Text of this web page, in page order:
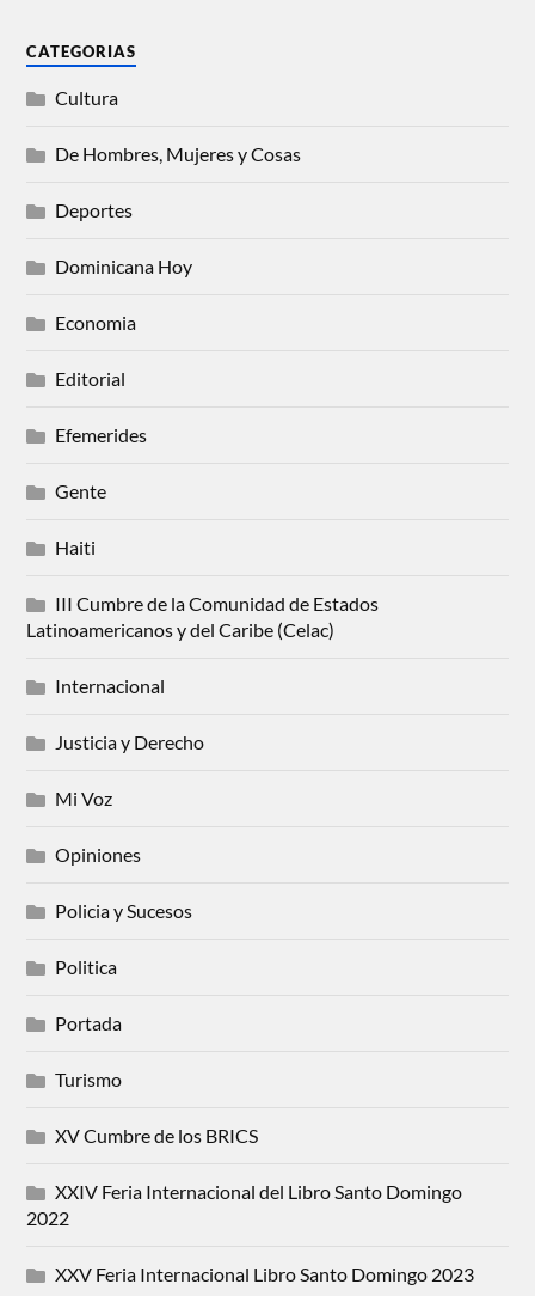
CATEGORIAS
Cultura
De Hombres, Mujeres y Cosas
Deportes
Dominicana Hoy
Economia
Editorial
Efemerides
Gente
Haiti
III Cumbre de la Comunidad de Estados
Latinoamericanos y del Caribe (Celac)
Internacional
Justicia y Derecho
Mi Voz
Opiniones
Policia y Sucesos
Politica
Portada
Turismo
XV Cumbre de los BRICS
XXIV Feria Internacional del Libro Santo Domingo
2022
XXV Feria Internacional Libro Santo Domingo 2023